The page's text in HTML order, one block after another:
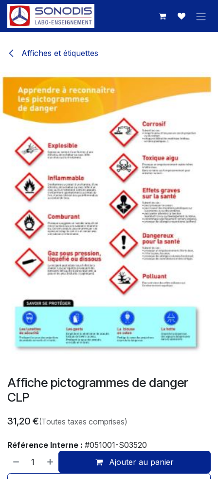
Se rendre au contenu
Affiches et étiquettes
Affiche pictogrammes de danger
CLP
31,20 €(Toutes taxes comprises)
Référence Interne : #051001-S03520
Ajouter au panier